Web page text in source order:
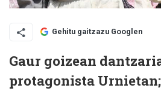
Gehitu gaitzazu Googlen
Gaur goizean
protagonista